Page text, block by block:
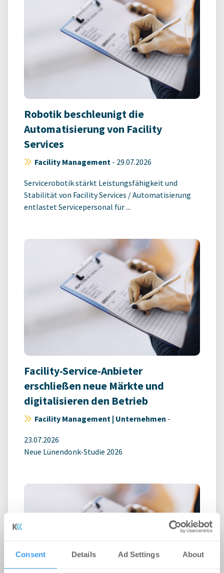
Consent Details Ad Settings About
Robotik beschleunigt die
Automatisierung von Facility
Services
Facility Management - 29.07.2026
Servicerobotik stärkt Leistungsfähigkeit und
Stabilität von Facility Services / Automatisierung
entlastet Servicepersonal für ...
Facility-Service-Anbieter
erschließen neue Märkte und
digitalisieren den Betrieb
Facility Management | Unternehmen -
23.07.2026
Neue Lünendonk-Studie 2026